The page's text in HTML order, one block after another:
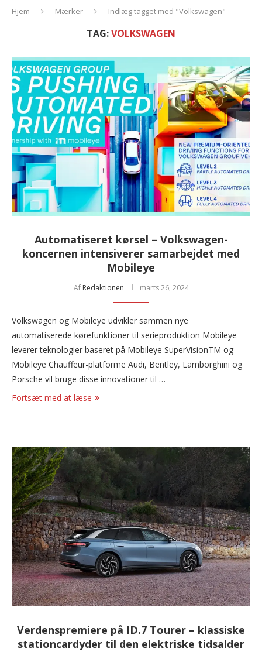
Hjem Mærker Indlæg tagget med "Volkswagen"
TAG:VOLKSWAGEN
Automatiseret kørsel – Volkswagen-
koncernen intensiverer samarbejdet med
Mobileye
Af Redaktionen marts 26, 2024
Volkswagen og Mobileye udvikler sammen nye
automatiserede kørefunktioner til serieproduktion Mobileye
leverer teknologier baseret på Mobileye SuperVisionTM og
Mobileye Chauffeur-platforme Audi, Bentley, Lamborghini og
Porsche vil bruge disse innovationer til …
Fortsæt med at læse
Verdenspremiere på ID.7 Tourer – klassiske
stationcardyder til den elektriske tidsalder